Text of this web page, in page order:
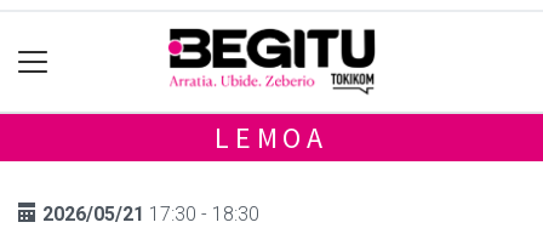
LEMOA
2026/05/21 17:30 - 18:30